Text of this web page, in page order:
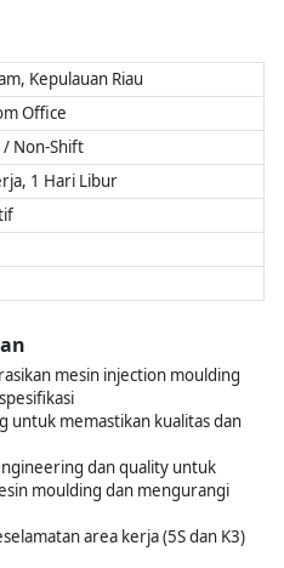
Kepulauan Riau
Office
/ Non-Shift
1 Hari Libur
mesin injection moulding
untuk memastikan kualitas dan
dan quality untuk
moulding dan mengurangi
area kerja (5S dan K3)